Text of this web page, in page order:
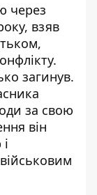
через
взяв
загинув.
за свою
він